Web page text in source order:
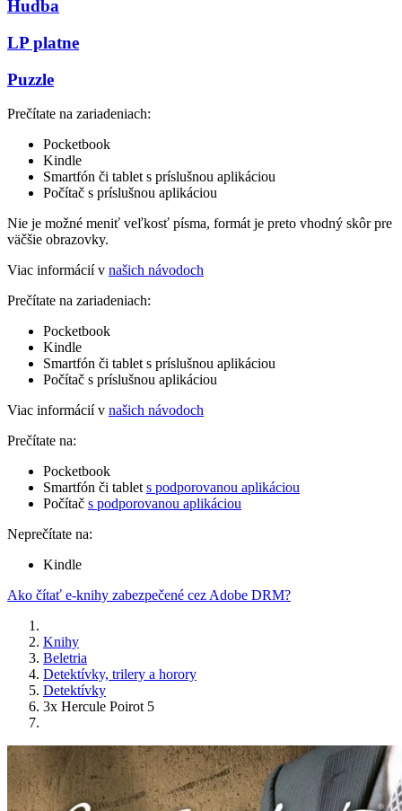
Hudba
LP platne
Puzzle
Prečítate na zariadeniach:
Pocketbook
Kindle
Smartfón či tablet s príslušnou aplikáciou
Počítač s príslušnou aplikáciou
Nie je možné meniť veľkosť písma, formát je preto vhodný skôr pre
väčšie obrazovky.
Viac informácií v našich návodoch
Prečítate na zariadeniach:
Pocketbook
Kindle
Smartfón či tablet s príslušnou aplikáciou
Počítač s príslušnou aplikáciou
Viac informácií v našich návodoch
Prečítate na:
Pocketbook
Smartfón či tablet s podporovanou aplikáciou
Počítač s podporovanou aplikáciou
Neprečítate na:
Kindle
Ako čítať e-knihy zabezpečené cez Adobe DRM?
Knihy
Beletria
Detektívky, trilery a horory
Detektívky
3x Hercule Poirot 5